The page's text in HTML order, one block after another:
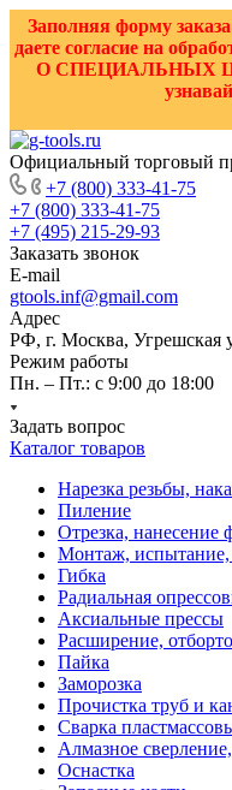
Заполняя форму
даете согласие на
О СПЕЦИАЛЬНЫХ
Официальный торговый
+7 (800) 333-41-75
+7 (800) 333-41-75
+7 (495) 215-29-93
Заказать звонок
E-mail
gtools.inf@gmail.com
Адрес
РФ, г. Москва, Угрешская
Режим работы
Пн. – Пт.: с 9:00 до 18:00
Задать вопрос
Каталог товаров
Нарезка резьбы,
Пиление
Отрезка, нанесение
Монтаж, испытание,
Гибка
Радиальная
Аксиальные прессы
Расширение,
Пайка
Заморозка
Прочистка труб и
Сварка
Алмазное
Оснастка